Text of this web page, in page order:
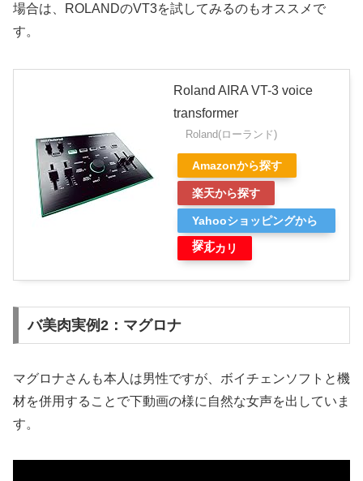
場合は、ROLANDのVT3を試してみるのもオススメで
す。
Roland AIRA VT-3 voice
transformer
Roland(ローランド)
Amazonから探す
楽天から探す
Yahooショッピングから
探す
メルカリ
バ美肉実例2：マグロナ
マグロナさんも本人は男性ですが、ボイチェンソフトと機
材を併用することで下動画の様に自然な女声を出していま
す。